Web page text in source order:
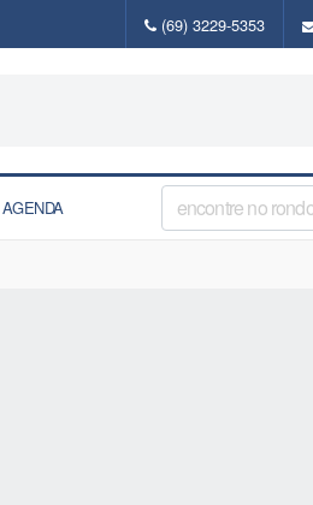
(69) 3229-5353
AGENDA